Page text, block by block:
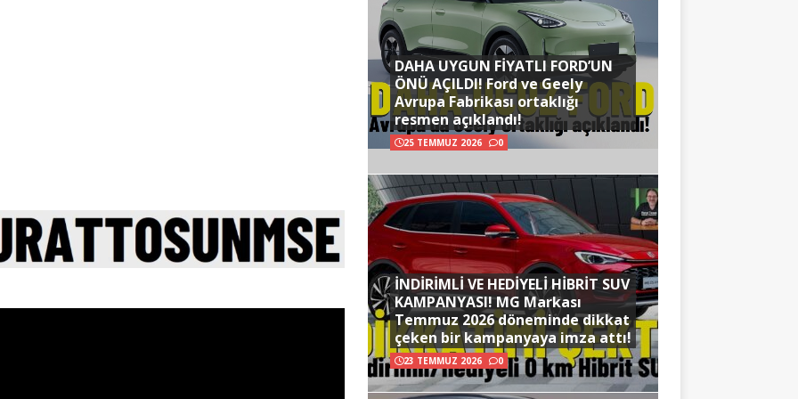
DAHA UYGUN FİYATLI FORD’UN
ÖNÜ AÇILDI! Ford ve Geely
Avrupa Fabrikası ortaklığı
resmen açıklandı!
25 TEMMUZ 2026 0
İNDİRİMLİ VE HEDİYELİ HİBRİT SUV
KAMPANYASI! MG Markası
Temmuz 2026 döneminde dikkat
çeken bir kampanyaya imza attı!
23 TEMMUZ 2026 0